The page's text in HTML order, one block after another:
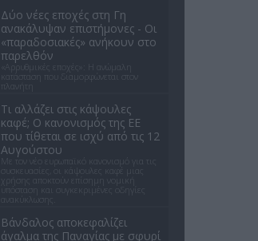
Δύο νέες εποχές στη Γη
ανακάλυψαν επιστήμονες - Oι
«παραδοσιακές» ανήκουν στο
παρελθόν
«Αρρυθμικές εποχές»: Η ανώμαλη
κατάσταση που διαμορφώνεται στον
πλανήτη
Τι αλλάζει στις κάψουλες
καφέ; Ο κανονισμός της ΕΕ
που τίθεται σε ισχύ από τις 12
Αυγούστου
Με τον νέο ευρωπαϊκό κανονισμό για τις
συσκευασίες, οι κάψουλες καφέ μιας
χρήσης αποκτούν επίσημη νομική
υπόσταση και συγκεκριμένες οδηγίες
ανακύκλωσης.
Βάνδαλος αποκεφαλίζει
άγαλμα της Παναγίας με σφυρί